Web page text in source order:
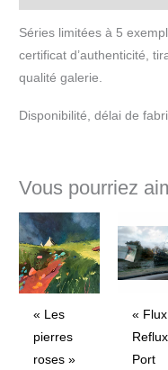
Séries limitées à 5
certificat d’authenticité,
qualité galerie.
Disponibilité, délai de
Vous pourriez
« Les
pierres
roses »
«
Port
de
à